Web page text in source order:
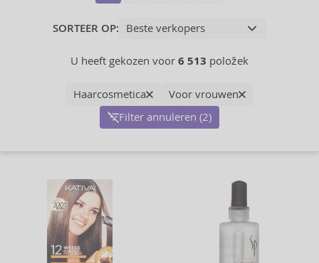
SORTEER OP:
U heeft gekozen voor 6 513 položek
Haarcosmetica
Voor vrouwen
Filter annuleren (2)